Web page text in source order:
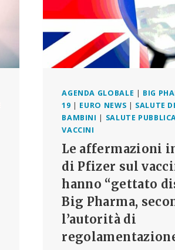
AGENDA GLOBALE | BIG
19 | EURO NEWS | SALUTE
BAMBINI | SALUTE
VACCINI
Le affermazioni
di Pfizer sul
hanno “gettato
Big Pharma,
l’autorità di